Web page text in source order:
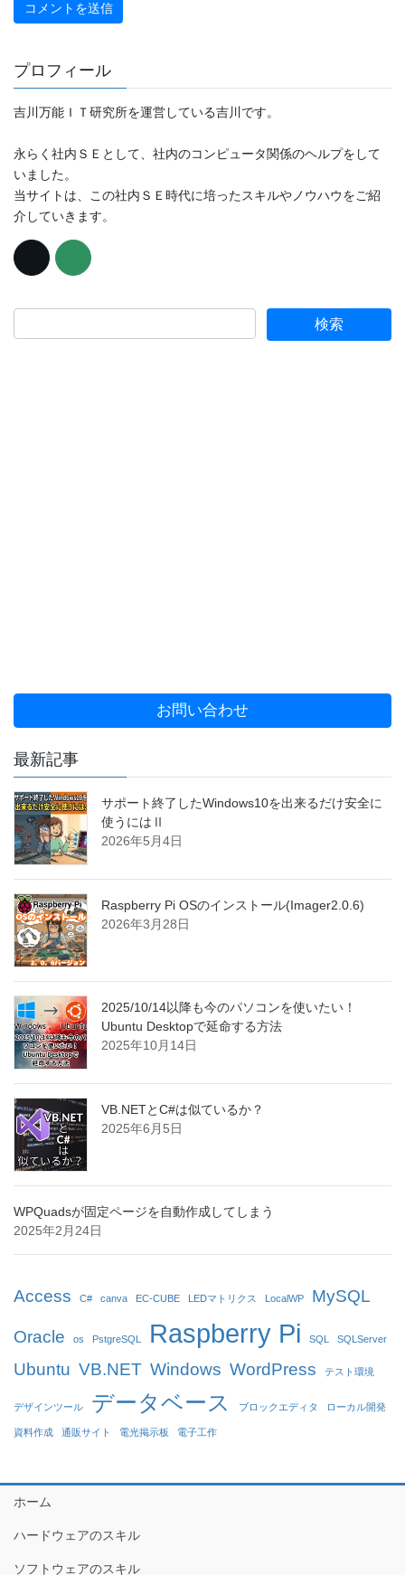
プロフィール
吉川万能ＩＴ研究所を運営している吉川です。
永らく社内ＳＥとして、社内のコンピュータ関係のヘルプをして
いました。
当サイトは、この社内ＳＥ時代に培ったスキルやノウハウをご紹
介していきます。
お問い合わせ
最新記事
サポート終了したWindows10を出来るだけ安全に
使うにはⅡ
2026年5月4日
Raspberry Pi OSのインストール(Imager2.0.6)
2026年3月28日
2025/10/14以降も今のパソコンを使いたい！
Ubuntu Desktopで延命する方法
2025年10月14日
VB.NETとC#は似ているか？
2025年6月5日
WPQuadsが固定ページを自動作成してしまう
2025年2月24日
Access C# canva EC-CUBE LEDマトリクス LocalWP MySQL
Oracle os PstgreSQL Raspberry Pi SQL SQLServer
Ubuntu VB.NET Windows WordPress テスト環境
デザインツール データベース ブロックエディタ ローカル開発
資料作成 通販サイト 電光掲示板 電子工作
ホーム
ハードウェアのスキル
ソフトウェアのスキル